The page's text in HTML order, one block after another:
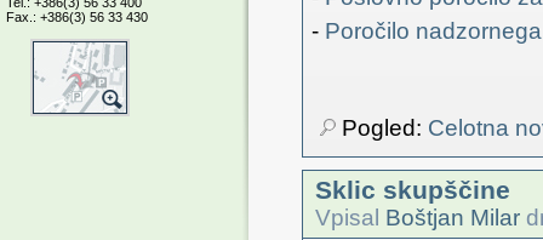
Fax.: +386(3) 56 33 430
- Poročilo
Pogled: Celotna
Sklic skupščine
Vpisal Boštjan Milar